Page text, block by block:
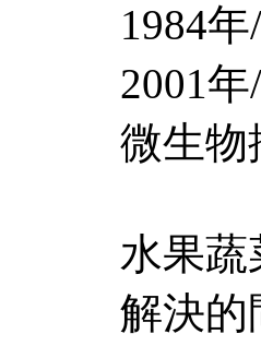
1984
2001
微生物
水果蔬
解決的